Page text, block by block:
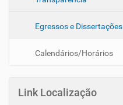
Egressos e Dissertações
Calendários/Horários
Link Localização